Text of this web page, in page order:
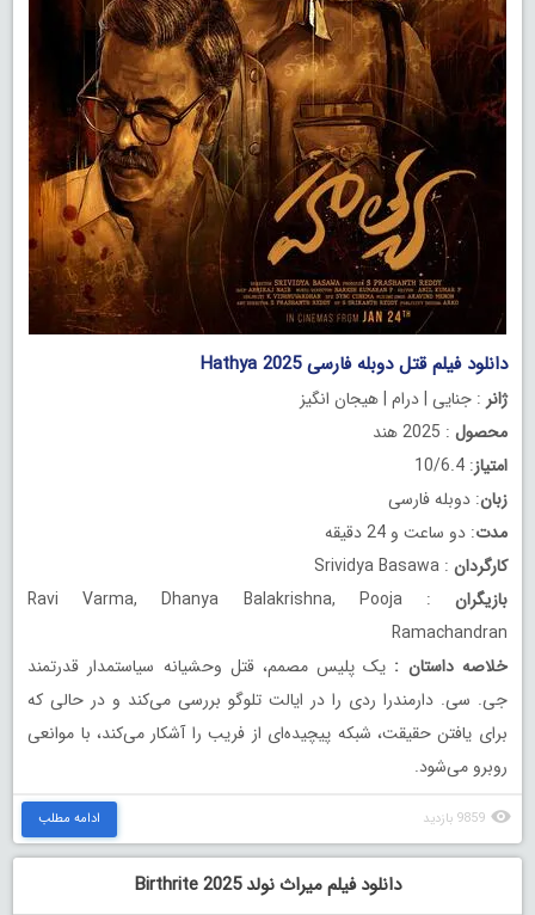
دانلود فیلم قتل دوبله فارسی Hathya 2025
ژانر : جنایی | درام | هیجان انگیز
محصول : 2025 هند
امتیاز: 10/6.4
زبان: دوبله فارسی
مدت: دو ساعت و 24 دقیقه
کارگردان : Srividya Basawa
بازیگران
: Ravi Varma, Dhanya Balakrishna, Pooja
Ramachandran
خلاصه داستان : یک پلیس مصمم، قتل وحشیانه سیاستمدار قدرتمند
جی. سی. دارمندرا ردی را در ایالت تلوگو بررسی می‌کند و در حالی که
برای یافتن حقیقت، شبکه پیچیده‌ای از فریب را آشکار می‌کند، با موانعی
روبرو می‌شود.
9859 بازدید ادامه مطلب
دانلود فیلم میراث نولد Birthrite 2025